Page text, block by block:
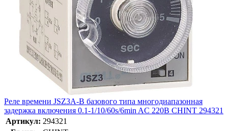
Реле времени JSZ3A-B базового типа многодиапазонная
задержка включения 0.1-1/10/60s/6min AC 220В CHINT 294321
Артикул: 294321